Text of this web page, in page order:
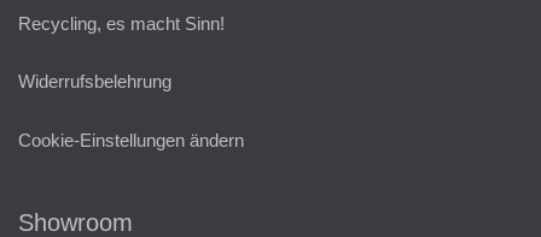
Recycling, es macht Sinn!
Widerrufsbelehrung
Cookie-Einstellungen ändern
Showroom